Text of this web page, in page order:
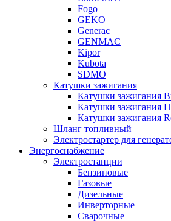
Fogo
GEKO
Generac
GENMAC
Kipor
Kubota
SDMO
Катушки зажигания
Катушки зажигания
Катушки зажигания
Катушки зажигания
Шланг топливный
Электростартер для
Энергоснабжение
Электростанции
Бензиновые
Газовые
Дизельные
Инверторные
Сварочные